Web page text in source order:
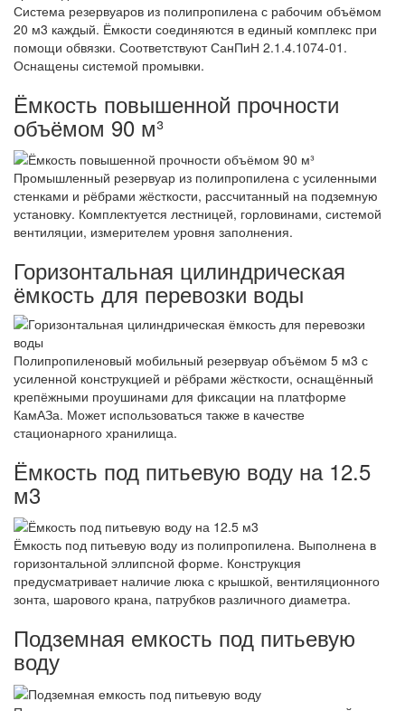
Система резервуаров из полипропилена с рабочим объёмом
20 м3 каждый. Ёмкости соединяются в единый комплекс при
помощи обвязки. Соответствуют СанПиН 2.1.4.1074-01.
Оснащены системой промывки.
Ёмкость повышенной прочности
объёмом 90 м³
Промышленный резервуар из полипропилена с усиленными
стенками и рёбрами жёсткости, рассчитанный на подземную
установку. Комплектуется лестницей, горловинами, системой
вентиляции, измерителем уровня заполнения.
Горизонтальная цилиндрическая
ёмкость для перевозки воды
Полипропиленовый мобильный резервуар объёмом 5 м3 с
усиленной конструкцией и рёбрами жёсткости, оснащённый
крепёжными проушинами для фиксации на платформе
КамАЗа. Может использоваться также в качестве
стационарного хранилища.
Ёмкость под питьевую воду на 12.5
м3
Ёмкость под питьевую воду из полипропилена. Выполнена в
горизонтальной эллипсной форме. Конструкция
предусматривает наличие люка с крышкой, вентиляционного
зонта, шарового крана, патрубков различного диаметра.
Подземная емкость под питьевую
воду